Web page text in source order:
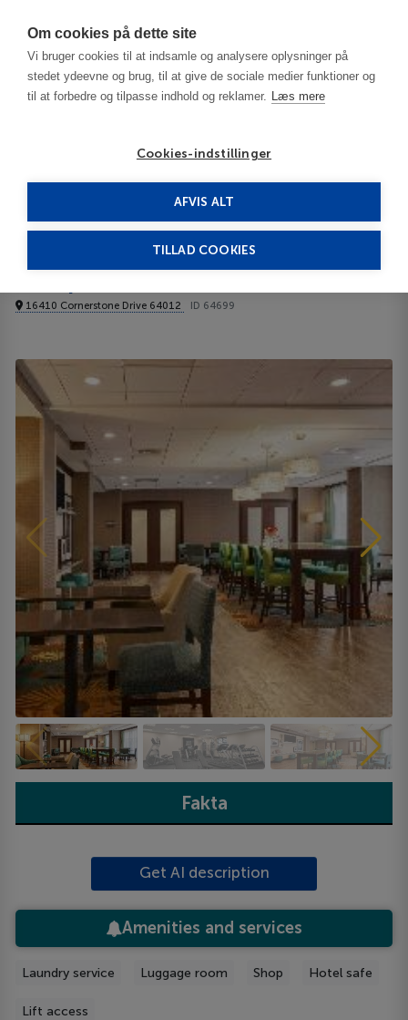
Om cookies på dette site
Vi bruger cookies til at indsamle og analysere oplysninger på
stedet ydeevne og brug, til at give de sociale medier funktioner og
til at forbedre og tilpasse indhold og reklamer. Læs mere
Cookies-indstillinger
AFVIS ALT
TILLAD COOKIES
Belton - MO
Hampton Inn Belton, MO 4****
16410 Cornerstone Drive 64012 ID 64699
Fakta
Get AI description
Amenities and services
Laundry service Luggage room Shop Hotel safe
Lift access